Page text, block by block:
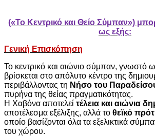
(«Το Κεντρικό και Θείο Σύμπαν»)
ως εξής:
Γενική Επισκόπηση
Το κεντρικό και αιώνιο σύμπαν, γνωστό
βρίσκεται στο απόλυτο κέντρο της
περιβάλλοντας τη Νήσο του
πυρήνα της θείας πραγματικότητας.
Η Χαβόνα αποτελεί τέλεια και αιώνια
αποτέλεσμα εξέλιξης, αλλά το θεϊκό
οποίο βασίζονται όλα τα εξελικτικά
του χώρου.